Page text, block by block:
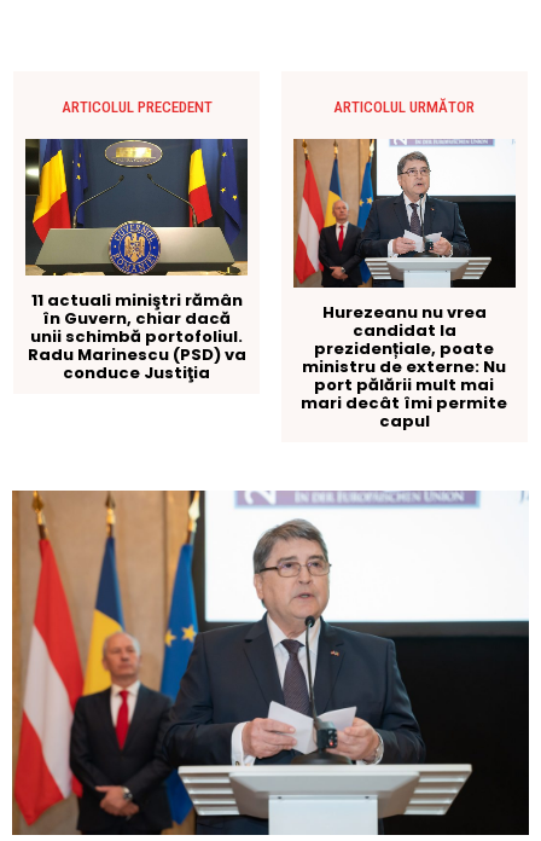
ARTICOLUL PRECEDENT
11 actuali miniştri rămân
în Guvern, chiar dacă
unii schimbă portofoliul.
Radu Marinescu (PSD) va
conduce Justiţia
ARTICOLUL URMĂTOR
Hurezeanu nu vrea
candidat la
prezidențiale, poate
ministru de externe: Nu
port pălării mult mai
mari decât îmi permite
capul